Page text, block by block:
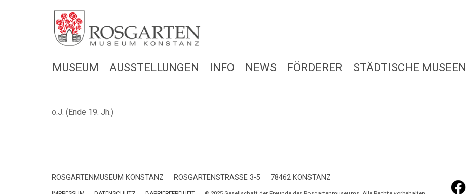
MUSEUM AUSSTELLUNGEN INFO NEWS FÖRDERER STÄDTISCHE MUSEEN
o.J. (Ende 19. Jh.)
ROSGARTENMUSEUM KONSTANZ ROSGARTENSTRASSE 3-5 78462 KONSTANZ